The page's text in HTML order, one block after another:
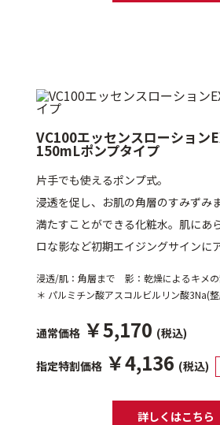
VC100エッセンスローション
150mLポンプタイプ
片手でも使えるポンプ式。
浸透を促し、お肌の角層のすみずみ
満たすことができる化粧水。肌にあ
ロな影など初期エイジングサインに
浸透/肌：角層まで 影：乾燥によるキメ
＊ パルミチン酸アスコルビルリン酸3Na(
通常価格 ￥5,170 (税込)
指定特割価格 ￥4,136 (税込)
詳しくはこちら